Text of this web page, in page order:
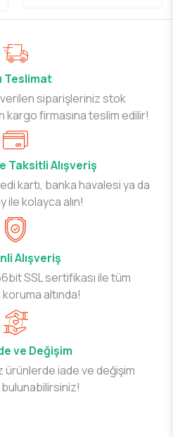
Teslimat
verilen siparişleriniz stok
kargo firmasına teslim edilir!
Taksitli Alışveriş
kartı, banka havalesi ya da
ile kolayca alın!
Alışveriş
SSL sertifikası ile tüm
altında!
ve Değişim
ürünlerde iade ve değişim